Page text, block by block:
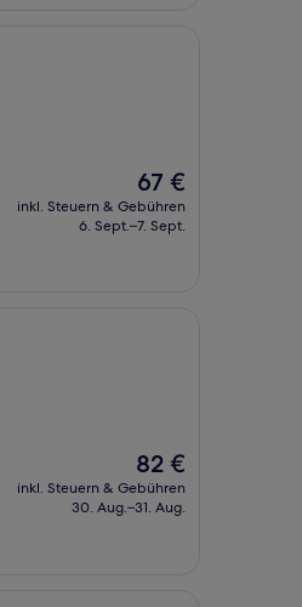
Der
Preis
beträgt
67 €
inkl. Steuern & Gebühren
6. Sept.–7. Sept.
Der
Preis
beträgt
82 €
inkl. Steuern & Gebühren
30. Aug.–31. Aug.